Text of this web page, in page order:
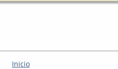
Inicio